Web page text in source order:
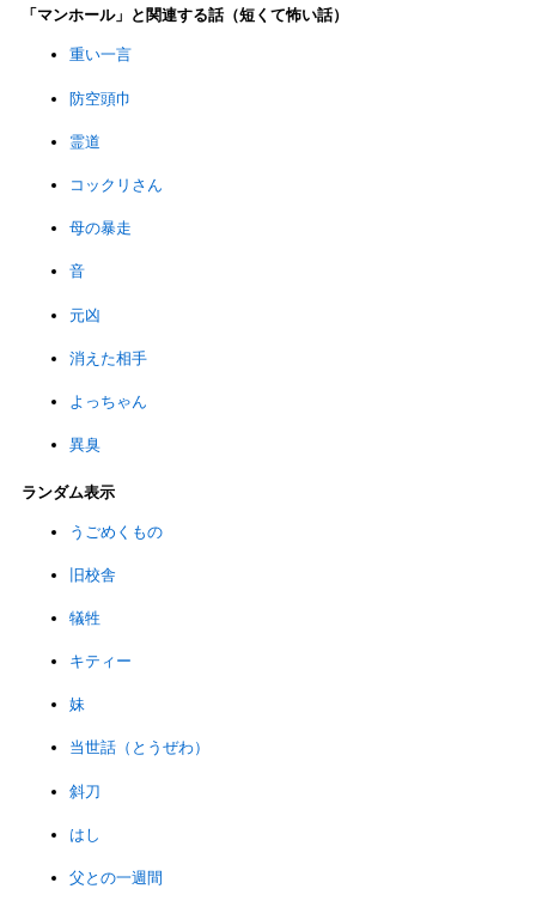
「マンホール」と関連する話（短くて怖い話）
重い一言
防空頭巾
霊道
コックリさん
母の暴走
音
元凶
消えた相手
よっちゃん
異臭
ランダム表示
うごめくもの
旧校舎
犠牲
キティー
妹
当世話（とうぜわ）
斜刀
はし
父との一週間